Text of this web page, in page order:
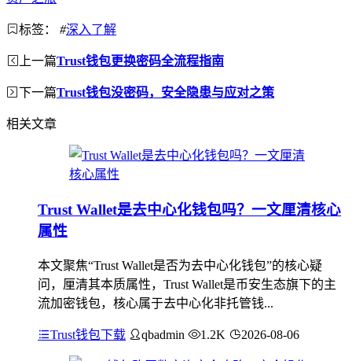
标签： #深入了解
上一篇Trust钱包更换密码全流程指南
下一篇Trust钱包没密码，安全隐患与应对之策
相关文章
Trust Wallet是去中心化钱包吗？一文厘清核心
属性
本文聚焦“Trust Wallet是否为去中心化钱包”的核心疑
问，厘清其本质属性，Trust Wallet是币安生态旗下的主
流加密钱包，核心属于去中心化非托管钱...
Trust钱包下载 qbadmin 1.2K 2026-08-06